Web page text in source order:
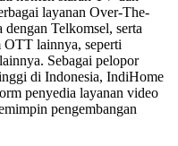
layanan Over-The-
Telkomsel, serta
OTT lainnya, seperti
Sebagai pelopor
di Indonesia, IndiHome
penyedia layanan video
pengembangan